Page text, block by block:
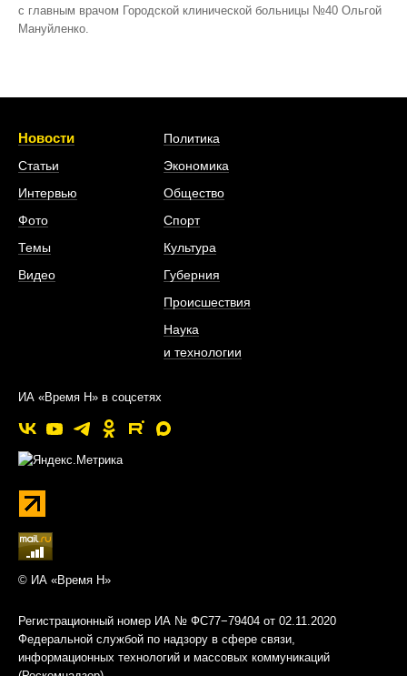
с главным врачом Городской клинической больницы №40 Ольгой
Мануйленко.
Новости
Статьи
Интервью
Фото
Темы
Видео
Политика
Экономика
Общество
Спорт
Культура
Губерния
Происшествия
Наука
и технологии
ИА «Время Н» в соцсетях
© ИА «Время Н»
Регистрационный номер ИА № ФС77−79404 от 02.11.2020
Федеральной службой по надзору в сфере связи,
информационных технологий и массовых коммуникаций